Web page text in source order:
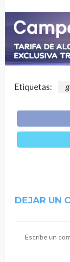
Etiquetas:
DEJAR UN